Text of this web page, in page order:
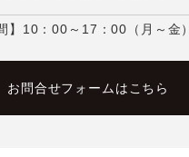
】10：00～17：00（月～金）
お問合せフォームはこちら